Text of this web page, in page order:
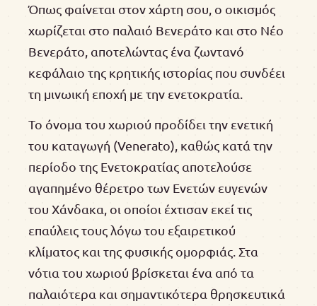
Όπως φαίνεται στον χάρτη σου, ο οικισμός
χωρίζεται στο παλαιό Βενεράτο και στο Νέο
Βενεράτο, αποτελώντας ένα ζωντανό
κεφάλαιο της κρητικής ιστορίας που συνδέει
τη μινωική εποχή με την ενετοκρατία.
Το όνομα του χωριού προδίδει την ενετική
του καταγωγή (Venerato), καθώς κατά την
περίοδο της Ενετοκρατίας αποτελούσε
αγαπημένο θέρετρο των Ενετών ευγενών
του Χάνδακα, οι οποίοι έχτισαν εκεί τις
επαύλεις τους λόγω του εξαιρετικού
κλίματος και της φυσικής ομορφιάς. Στα
νότια του χωριού βρίσκεται ένα από τα
παλαιότερα και σημαντικότερα θρησκευτικά